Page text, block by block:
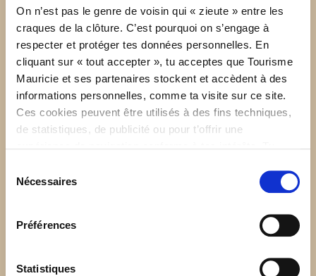
On n’est pas le genre de voisin qui « zieute » entre les
craques de la clôture. C’est pourquoi on s’engage à
respecter et protéger tes données personnelles. En
cliquant sur « tout accepter », tu acceptes que Tourisme
Mauricie et ses partenaires stockent et accèdent à des
informations personnelles, comme ta visite sur ce site.
Ces cookies peuvent être utilisés à des fins techniques,
de statistiques, de publicité ou pour t’offrir une
de Politique de confidentialité.
Nécessaires
Préférences
Statistiques
Une envolée gourmande signée
Hydravion Aventure & Fredélys
Pour une expérience encore plus « wow 😍 »,Hydravion
AventureetFredélyss’unissent pour te proposer un
voyage culinaire absolument unique. Monte à bord d’un
hydravion qui te déposera sur une plage privée, où le chef
gastronomie forestière. Une véritable aventure VIP qui
marie la découverte des paysages mauriciens à des
(qui, si tu veux notre avis, est plus que parfaite pour
impressionner ta douce moitié💍🤫),
consulte notre article